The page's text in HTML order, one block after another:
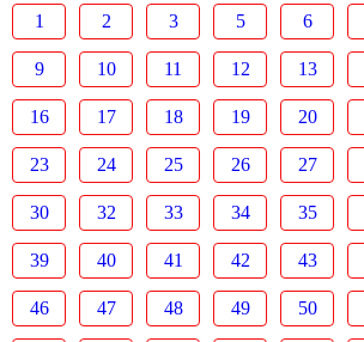
1 2 3 5 6
9 10 11 12 13
16 17 18 19 20
23 24 25 26 27
30 32 33 34 35
39 40 41 42 43
46 47 48 49 50